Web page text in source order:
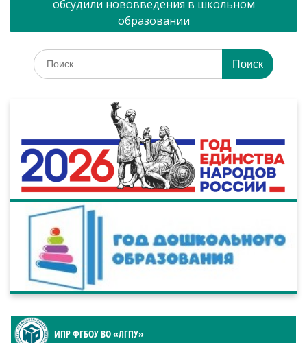
обсудили нововведения в школьном
образовании
Искать:
ИПР ФГБОУ ВО «ЛГПУ»